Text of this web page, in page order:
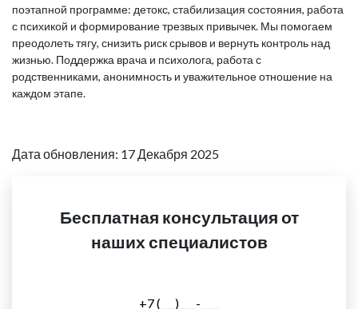
поэтапной программе: детокс, стабилизация состояния, работа
с психикой и формирование трезвых привычек. Мы помогаем
преодолеть тягу, снизить риск срывов и вернуть контроль над
жизнью. Поддержка врача и психолога, работа с
родственниками, анонимность и уважительное отношение на
каждом этапе.
Дата обновления: 17 Декабря 2025
Бесплатная консультация от
наших специалистов